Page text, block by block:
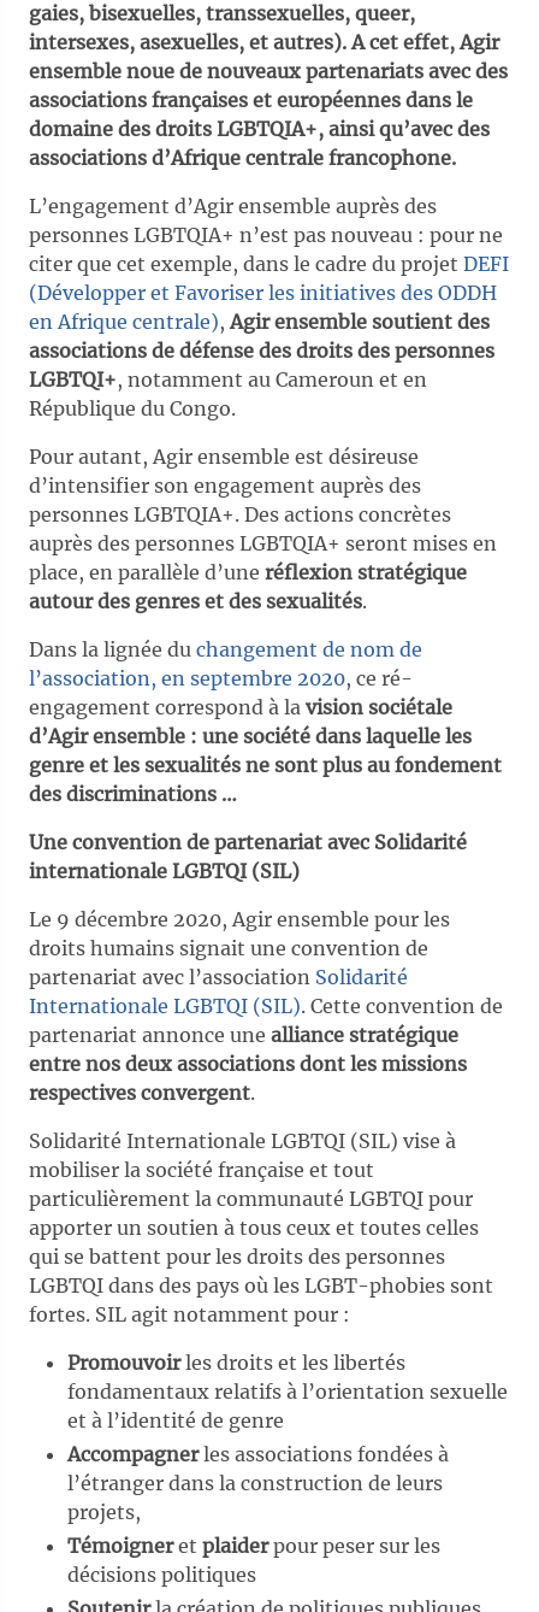
gaies, bisexuelles, transsexuelles, queer,
intersexes, asexuelles, et autres). A cet effet, Agir
ensemble noue de nouveaux partenariats avec des
associations françaises et européennes dans le
domaine des droits LGBTQIA+, ainsi qu’avec des
associations d’Afrique centrale francophone.
L’engagement d’Agir ensemble auprès des
personnes LGBTQIA+ n’est pas nouveau : pour ne
citer que cet exemple, dans le cadre du projet DEFI
(Développer et Favoriser les initiatives des ODDH
en Afrique centrale),Agir ensemble soutient des
associations de défense des droits des personnes
LGBTQI+, notamment au Cameroun et en
République du Congo.
Pour autant, Agir ensemble est désireuse
d’intensifier son engagement auprès des
personnes LGBTQIA+. Des actions concrètes
auprès des personnes LGBTQIA+ seront mises en
place, en parallèle d’une réflexion stratégique
autour des genres et des sexualités.
Dans la lignée du changement de nom de
l’association, en septembre 2020, ce ré-
engagement correspond à la vision sociétale
d’Agir ensemble : une société dans laquelle les
genre et les sexualités ne sont plus au fondement
des discriminations …
Une convention de partenariat avec Solidarité
internationale LGBTQI (SIL)
Le 9 décembre 2020, Agir ensemble pour les
droits humains signait une convention de
partenariat avec l’association Solidarité
Internationale LGBTQI (SIL). Cette convention de
partenariat annonce une alliance stratégique
entre nos deux associations dont les missions
respectives convergent.
Solidarité Internationale LGBTQI (SIL) vise à
mobiliser la société française et tout
particulièrement la communauté LGBTQI pour
apporter un soutien à tous ceux et toutes celles
qui se battent pour les droits des personnes
LGBTQI dans des pays où les LGBT-phobies sont
fortes. SIL agit notamment pour :
Promouvoirles droits et les libertés
fondamentaux relatifs à l’orientation sexuelle
et à l’identité de genre
Accompagnerles associations fondées à
l’étranger dans la construction de leurs
projets,
Témoigneret plaiderpour peser sur les
décisions politiques